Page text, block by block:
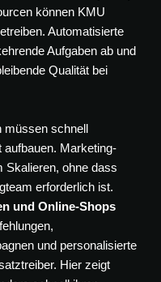
können KMU
Automatisierte
Aufgaben ab und
Qualität bei
müssen schnell
aufbauen. Marketing-
Skalieren, ohne dass
erforderlich ist.
und Online-Shops
und personalisierte
Hier zeigt